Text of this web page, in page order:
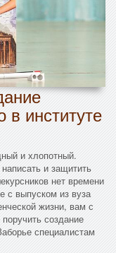
в институте
и хлопотный.
и защитить
нет времени
с выпуском из вуза
жизни, вам с
создание
специалистам